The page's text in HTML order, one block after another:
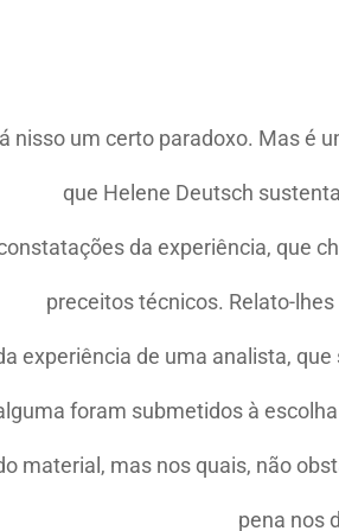
nisso um certo paradoxo. Mas é
que Helene Deutsch
da experiência, que
preceitos técnicos. Relato-
experiência de uma analista, que
foram submetidos à
material, mas nos quais, não
pena nos